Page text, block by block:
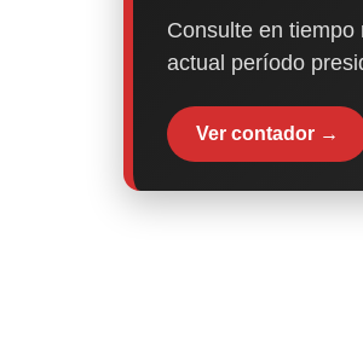
Consulte en
actual período
Ver contador →